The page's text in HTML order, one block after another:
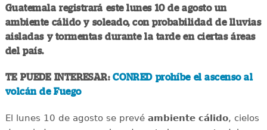
Guatemala registrará este lunes 10 de agosto un
ambiente cálido y soleado, con probabilidad de lluvias
aisladas y tormentas durante la tarde en ciertas áreas
del país.
TE PUEDE INTERESAR:CONRED prohíbe el ascenso al
volcán de Fuego
El lunes 10 de agosto se prevé ambiente cálido, cielos